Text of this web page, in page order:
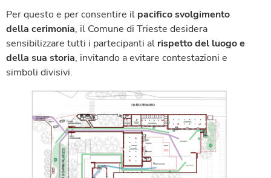
Per questo e per consentire il pacifico svolgimento
della cerimonia, il Comune di Trieste desidera
sensibilizzare tutti i partecipanti al rispetto del luogo e
della sua storia, invitando a evitare contestazioni e
simboli divisivi.